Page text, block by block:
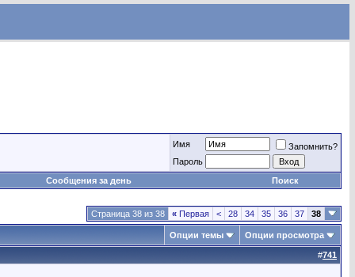
Имя
Запомнить?
Пароль
Сообщения за день Поиск
Страница 38 из 38 « Первая < 28 34 35 36 37 38
Опции темы Опции просмотра
#741